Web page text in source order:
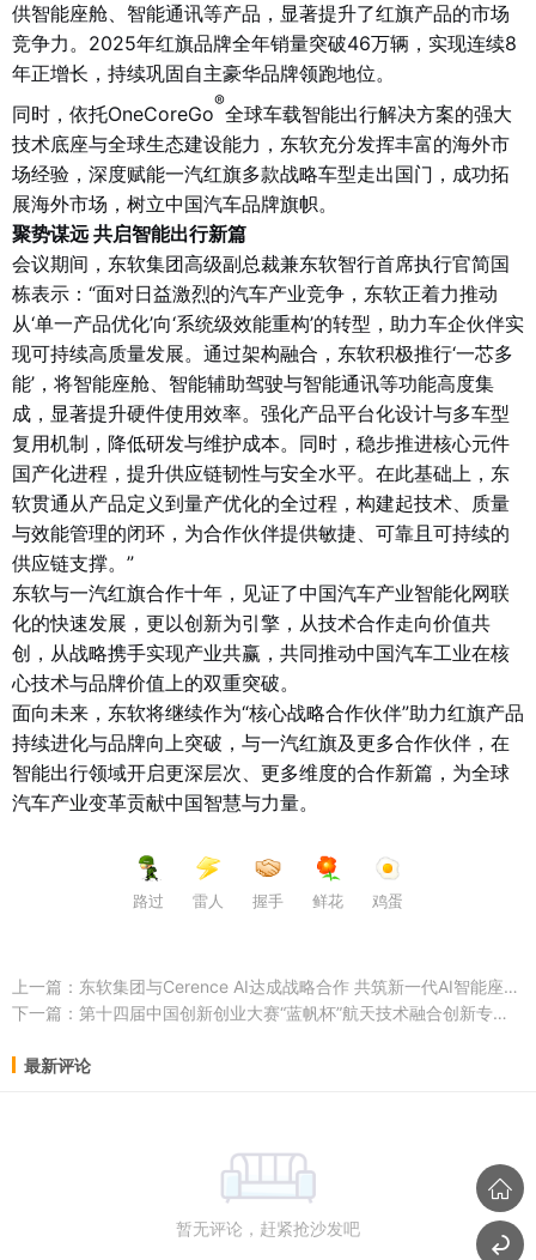
供智能座舱、智能通讯等产品，显著提升了红旗产品的市场
竞争力。2025年红旗品牌全年销量突破46万辆，实现连续8
年正增长，持续巩固自主豪华品牌领跑地位。
同时，依托OneCoreGo
®
全球车载智能出行解决方案的强大
技术底座与全球生态建设能力，东软充分发挥丰富的海外市
场经验，深度赋能一汽红旗多款战略车型走出国门，成功拓
展海外市场，树立中国汽车品牌旗帜。
聚势谋远 共启智能出行新篇
会议期间，东软集团高级副总裁兼东软智行首席执行官简国
栋表示：“面对日益激烈的汽车产业竞争，东软正着力推动
从‘单一产品优化’向‘系统级效能重构’的转型，助力车企伙伴实
现可持续高质量发展。通过架构融合，东软积极推行‘一芯多
能’，将智能座舱、智能辅助驾驶与智能通讯等功能高度集
成，显著提升硬件使用效率。强化产品平台化设计与多车型
复用机制，降低研发与维护成本。同时，稳步推进核心元件
国产化进程，提升供应链韧性与安全水平。在此基础上，东
软贯通从产品定义到量产优化的全过程，构建起技术、质量
与效能管理的闭环，为合作伙伴提供敏捷、可靠且可持续的
供应链支撑。”
东软与一汽红旗合作十年，见证了中国汽车产业智能化网联
化的快速发展，更以创新为引擎，从技术合作走向价值共
创，从战略携手实现产业共赢，共同推动中国汽车工业在核
心技术与品牌价值上的双重突破。
面向未来，东软将继续作为“核心战略合作伙伴”助力红旗产品
持续进化与品牌向上突破，与一汽红旗及更多合作伙伴，在
智能出行领域开启更深层次、更多维度的合作新篇，为全球
汽车产业变革贡献中国智慧与力量。
路过 雷人 握手 鲜花 鸡蛋
上一篇： 东软集团与Cerence AI达成战略合作 共筑新一代AI智能座舱平台
下一篇： 第十四届中国创新创业大赛“蓝帆杯”航天技术融合创新专业赛暨第七届中国航天创新创业大赛决赛在厦门启动
最新评论
暂无评论，赶紧抢沙发吧